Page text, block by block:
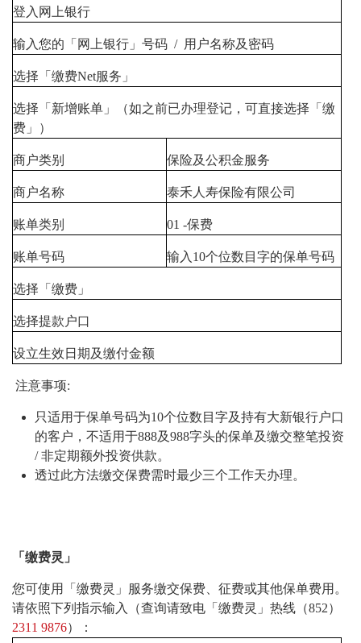
登入网上银行
输入您的「网上银行」号码 / 用户名称及密码
选择「缴费Net服务」
选择「新增账单」（如之前已办理登记，可直接选择「缴
费」）
商户类别 保险及公积金服务
商户名称 泰禾人寿保险有限公司
账单类别 01 -保费
账单号码 输入10个位数目字的保单号码
选择「缴费」
选择提款户口
设立生效日期及缴付金额
注意事项:
只适用于保单号码为10个位数目字及持有大新银行户口
的客户，不适用于888及988字头的保单及缴交整笔投资
/ 非定期额外投资供款。
透过此方法缴交保费需时最少三个工作天办理。
「缴费灵」
您可使用「缴费灵」服务缴交保费、征费或其他保单费用。
请依照下列指示输入（查询请致电「缴费灵」热线（852）
2311 9876）：